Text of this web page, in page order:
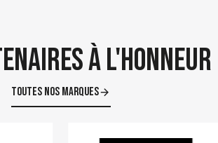
à l'honneur
Toutes nos marques